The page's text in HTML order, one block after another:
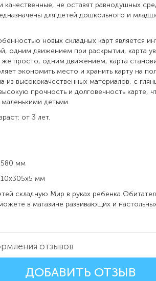
качественные, не оставят равнодушных
для детей дошкольного и
новых складных карт является
одним движением при раскрытии, карта
же просто, одним движением, карта
экономить место и хранить карту на
из высококачественных материалов, с
прочность и долговечность карте,
детьми.
от 3 лет.
мм
мм
складную Мир в руках ребенка
в магазине развивающих и
отзывов
ДОБАВИТЬ ОТЗЫВ